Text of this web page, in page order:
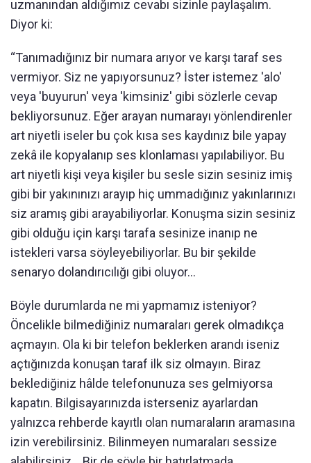
uzmanından aldığımız cevabı sizinle paylaşalım.
Diyor ki:
“Tanımadığınız bir numara arıyor ve karşı taraf ses
vermiyor. Siz ne yapıyorsunuz? İster istemez 'alo'
veya 'buyurun' veya 'kimsiniz' gibi sözlerle cevap
bekliyorsunuz. Eğer arayan numarayı yönlendirenler
art niyetli iseler bu çok kısa ses kaydınız bile yapay
zekâ ile kopyalanıp ses klonlaması yapılabiliyor. Bu
art niyetli kişi veya kişiler bu sesle sizin sesiniz imiş
gibi bir yakınınızı arayıp hiç ummadığınız yakınlarınızı
siz aramış gibi arayabiliyorlar. Konuşma sizin sesiniz
gibi olduğu için karşı tarafa sesinize inanıp ne
istekleri varsa söyleyebiliyorlar. Bu bir şekilde
senaryo dolandırıcılığı gibi oluyor...
Böyle durumlarda ne mi yapmamız isteniyor?
Öncelikle bilmediğiniz numaraları gerek olmadıkça
açmayın. Ola ki bir telefon beklerken arandı iseniz
açtığınızda konuşan taraf ilk siz olmayın. Biraz
beklediğiniz hâlde telefonunuza ses gelmiyorsa
kapatın. Bilgisayarınızda isterseniz ayarlardan
yalnızca rehberde kayıtlı olan numaraların aramasına
izin verebilirsiniz. Bilinmeyen numaraları sessize